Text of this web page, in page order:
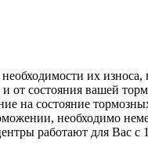
их
и от состояния вашей
на состояние
необходимо
работают для Вас с